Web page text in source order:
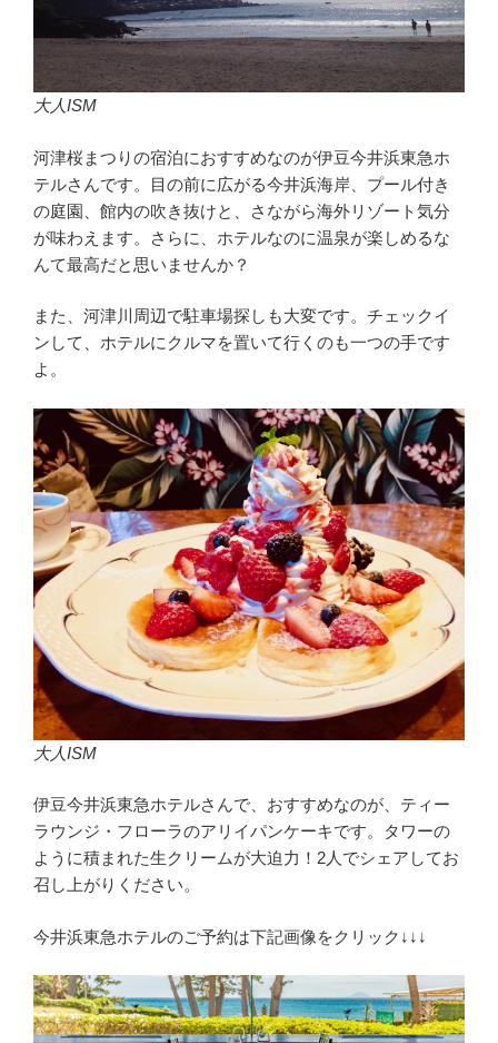
大人ISM
河津桜まつりの宿泊におすすめなのが伊豆今井浜東急ホ
テルさんです。目の前に広がる今井浜海岸、プール付き
の庭園、館内の吹き抜けと、さながら海外リゾート気分
が味わえます。さらに、ホテルなのに温泉が楽しめるな
んて最高だと思いませんか？
また、河津川周辺で駐車場探しも大変です。チェックイ
ンして、ホテルにクルマを置いて行くのも一つの手です
よ。
大人ISM
伊豆今井浜東急ホテルさんで、おすすめなのが、ティー
ラウンジ・フローラのアリイパンケーキです。タワーの
ように積まれた生クリームが大迫力！2人でシェアしてお
召し上がりください。
今井浜東急ホテルのご予約は下記画像をクリック↓↓↓